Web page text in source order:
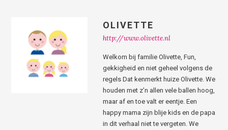
OLIVETTE
http://www.olivette.nl
Welkom bij familie Olivette, Fun,
gekkigheid en niet geheel volgens de
regels Dat kenmerkt huize Olivette. We
houden met z’n allen vele ballen hoog,
maar af en toe valt er eentje. Een
happy mama zijn blije kids en de papa
in dit verhaal niet te vergeten. We